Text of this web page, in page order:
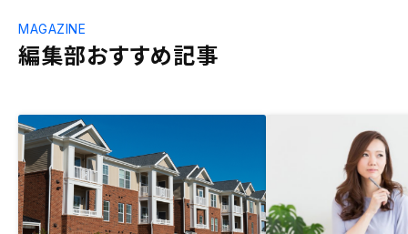
編集部おすすめ記事
MAGAZINE